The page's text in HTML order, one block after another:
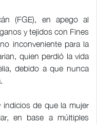
(FGE), en apego al
y tejidos con Fines
inconveniente para la
quien perdió la vida
debido a que nunca
indicios de que la mujer
en base a múltiples